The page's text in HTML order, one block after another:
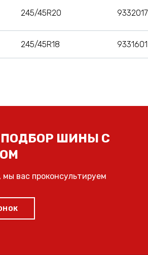
245/45R20 9332017
245/45R18 9331601
ШИНЫ С
мы вас проконсультируем